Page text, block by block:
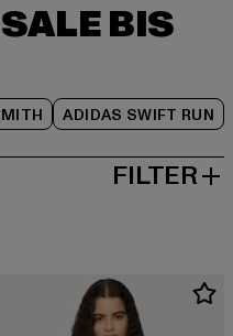
BIS
ADIDAS SWIFT RUN
FILTER